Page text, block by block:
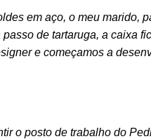
em aço, o meu
de tartaruga, a caixa
e começamos a
o posto de trabalho do